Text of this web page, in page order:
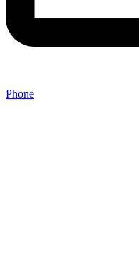
Phone